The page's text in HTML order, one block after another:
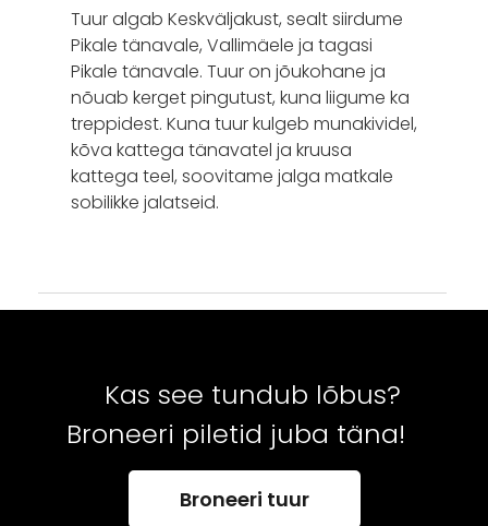
Tuur algab Keskväljakust, sealt siirdume
Pikale tänavale, Vallimäele ja tagasi
Pikale tänavale. Tuur on jõukohane ja
nõuab kerget pingutust, kuna liigume ka
treppidest. Kuna tuur kulgeb munakividel,
kõva kattega tänavatel ja kruusa
kattega teel, soovitame jalga matkale
sobilikke jalatseid.
Kas see tundub lõbus?
Broneeri piletid juba täna!
Broneeri tuur